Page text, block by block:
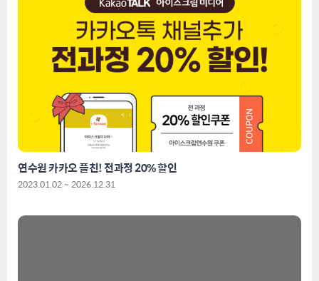
연수원 카카오 플친! 전과정 20% 할인
2023.01.02 ~ 2026.12.31